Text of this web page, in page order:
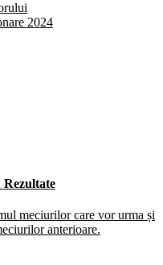
2024
meciurilor care vor urma și
anterioare.